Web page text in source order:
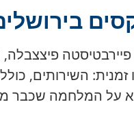
פיירבטיסטה
השירותים,
על המלחמה